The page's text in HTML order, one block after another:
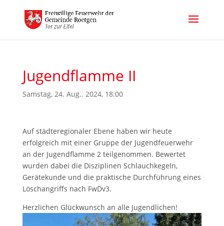
Jugendflamme II
Samstag, 24. Aug.. 2024, 18:00
Auf städteregionaler Ebene haben wir heute
erfolgreich mit einer Gruppe der Jugendfeuerwehr
an der Jugendflamme 2 teilgenommen. Bewertet
wurden dabei die Disziplinen Schlauchkegeln,
Gerätekunde und die praktische Durchführung eines
Löschangriffs nach FwDv3.
Herzlichen Glückwunsch an alle Jugendlichen!